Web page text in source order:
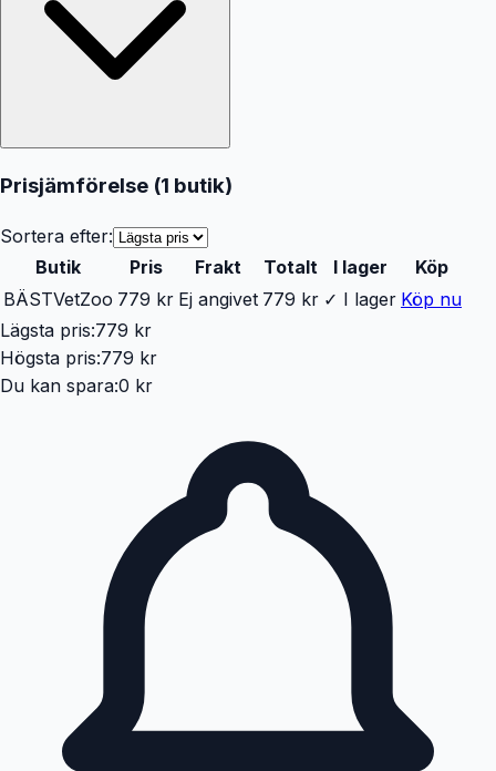
Prisjämförelse (1 butik)
Sortera efter:
Butik
Pris Frakt Totalt I lager
Köp
BÄSTVetZoo 779 kr Ej angivet 779 kr ✓ I lager Köp nu
Lägsta pris:779 kr
Högsta pris:779 kr
Du kan spara:0 kr